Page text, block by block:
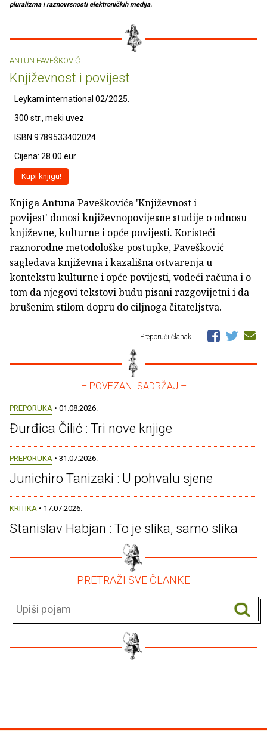
pluralizma i raznovrsnosti elektroničkih medija.
ANTUN PAVEŠKOVIĆ
Književnost i povijest
Leykam international 02/2025.
300 str., meki uvez
ISBN 9789533402024
Cijena: 28.00 eur
Kupi knjigu!
Knjiga Antuna Paveškovića 'Književnost i
povijest' donosi književnopovijesne studije o odnosu
književne, kulturne i opće povijesti. Koristeći
raznorodne metodološke postupke, Pavešković
sagledava književna i kazališna ostvarenja u
kontekstu kulturne i opće povijesti, vodeći računa i o
tom da njegovi tekstovi budu pisani razgovijetni i da
brušenim stilom dopru do ciljnoga čitateljstva.
Preporuči članak
– POVEZANI SADRŽAJ –
PREPORUKA • 01.08.2026.
Đurđica Čilić : Tri nove knjige
PREPORUKA • 31.07.2026.
Junichiro Tanizaki : U pohvalu sjene
KRITIKA • 17.07.2026.
Stanislav Habjan : To je slika, samo slika
– PRETRAŽI SVE ČLANKE –